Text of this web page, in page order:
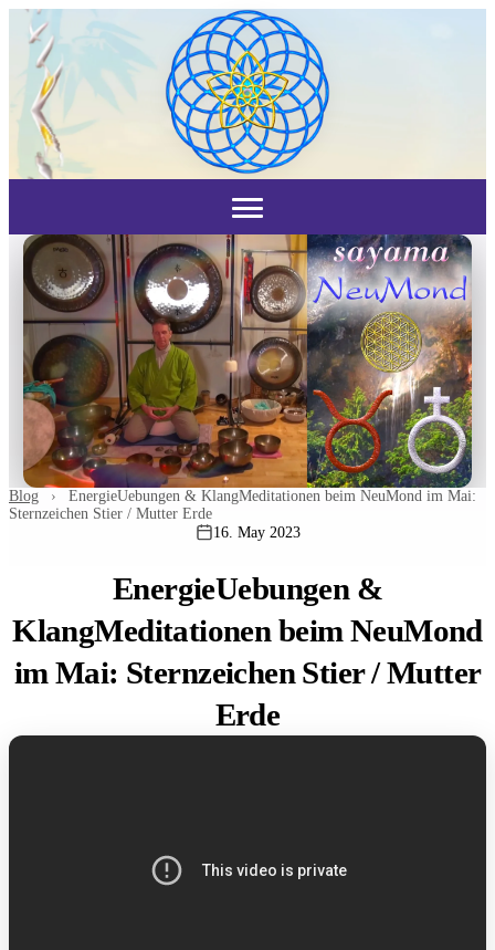
Blog ›
EnergieUebungen & KlangMeditationen beim NeuMond im Mai:
Sternzeichen Stier / Mutter Erde
16. May 2023
EnergieUebungen &
KlangMeditationen beim NeuMond
im Mai: Sternzeichen Stier / Mutter
Erde